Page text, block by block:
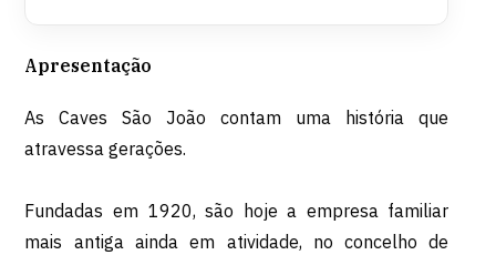
Apresentação
As Caves São João contam uma história que
atravessa gerações.
Fundadas em 1920, são hoje a empresa familiar
mais antiga ainda em atividade, no concelho de